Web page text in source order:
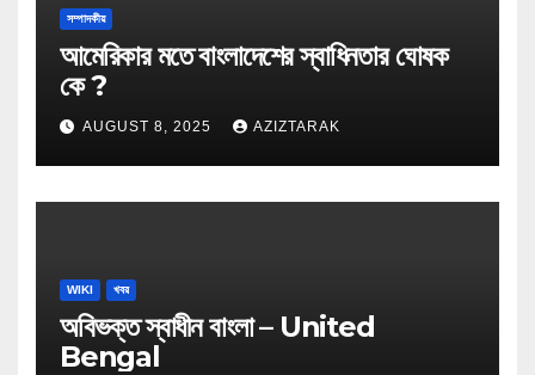
সম্পাদকীয়
আমেরিকার মতে বাংলাদেশের স্বাধিনতার ঘোষক
কে ?
AUGUST 8, 2025 AZIZTARAK
WIKI খবর
অবিভক্ত স্বাধীন বাংলা – United
Bengal